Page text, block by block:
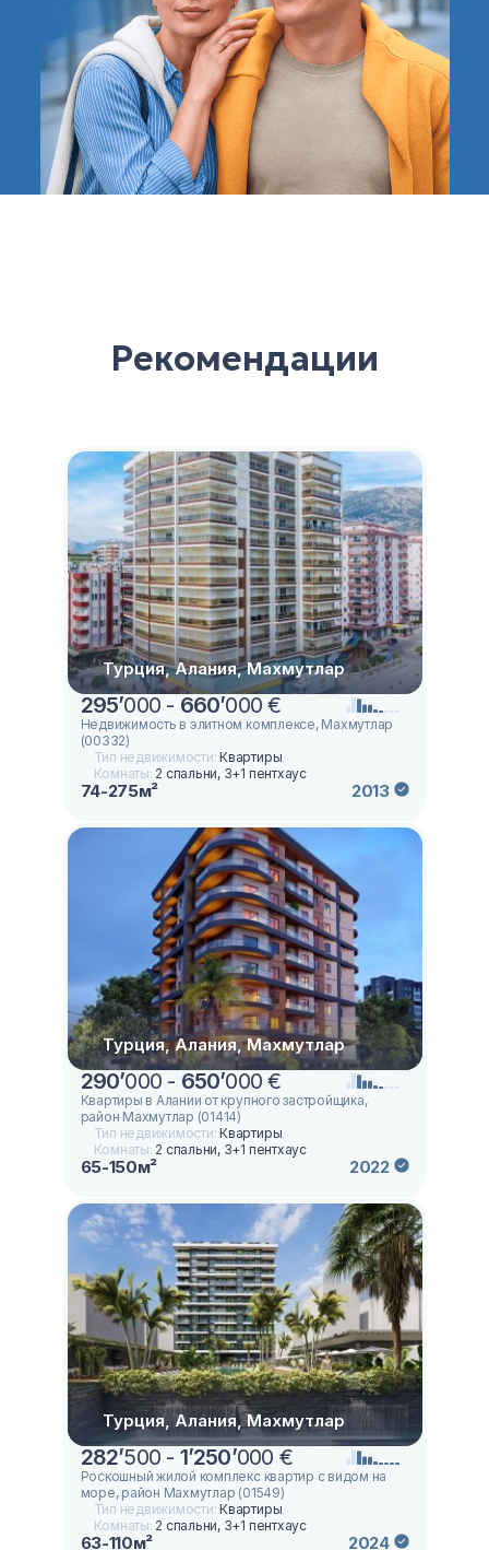
Рекомендации
Турция, Алания, Махмутлар
295’000 - 660’000 €
Недвижимость в элитном комплексе, Махмутлар
(00332)
Тип недвижимости:Квартиры
Комнаты: 2 спальни, 3+1 пентхаус
74-275м² 2013
Турция, Алания, Махмутлар
290’000 - 650’000 €
Квартиры в Алании от крупного застройщика,
район Махмутлар (01414)
Тип недвижимости:Квартиры
Комнаты: 2 спальни, 3+1 пентхаус
65-150м² 2022
Турция, Алания, Махмутлар
282’500 - 1’250’000 €
Роскошный жилой комплекс квартир с видом на
море, район Махмутлар (01549)
Тип недвижимости:Квартиры
Комнаты: 2 спальни, 3+1 пентхаус
63-110м² 2024